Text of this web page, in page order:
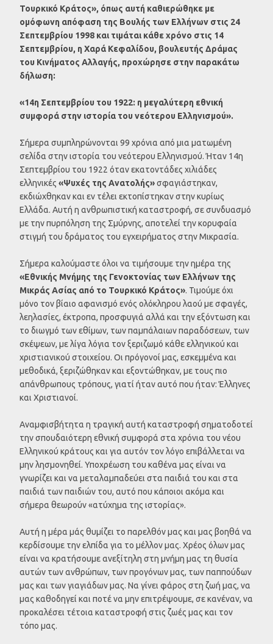
Τουρκικό Κράτος», όπως αυτή καθιερώθηκε με
ομόφωνη απόφαση της Βουλής των Ελλήνων στις 24
Σεπτεμβρίου 1998 και τιμάται κάθε χρόνο στις 14
Σεπτεμβρίου, η Χαρά Κεφαλίδου, βουλευτής Δράμας
του Κινήματος Αλλαγής, προχώρησε στην παρακάτω
δήλωση:
«14η Σεπτεμβρίου του 1922: η μεγαλύτερη εθνική
συμφορά στην ιστορία του νεότερου Ελληνισμού».
Σήμερα συμπληρώνονται 99 χρόνια από μια ματωμένη
σελίδα στην ιστορία του νεότερου Ελληνισμού. Ήταν 14η
Σεπτεμβρίου του 1922 όταν εκατοντάδες χιλιάδες
ελληνικές «Ψυχές της Ανατολής»σφαγιάστηκαν,
εκδιώχθηκαν και εν τέλει εκτοπίστηκαν στην κυρίως
Ελλάδα. Αυτή η ανθρωπιστική καταστροφή, σε συνδυασμό
με την πυρπόληση της Σμύρνης, αποτελεί την κορυφαία
στιγμή του δράματος του εγχειρήματος στην Μικρασία.
Σήμερα καλούμαστε όλοι να τιμήσουμε την ημέρα της
«Εθνικής Μνήμης της Γενοκτονίας των Ελλήνων της
Μικράς Ασίας από το Τουρκικό Κράτος». Τιμούμε όχι
μόνο τον βίαιο αφανισμό ενός ολόκληρου λαού με σφαγές,
λεηλασίες, έκτροπα, προσφυγιά αλλά και την εξόντωση και
το διωγμό των εθίμων, των παμπάλαιων παραδόσεων, των
σκέψεων, με λίγα λόγια τον ξεριζωμό κάθε ελληνικού και
χριστιανικού στοιχείου. Οι πρόγονοί μας, εσκεμμένα και
μεθοδικά, ξεριζώθηκαν και εξοντώθηκαν, με τους πιο
απάνθρωπους τρόπους, γιατί ήταν αυτό που ήταν: Έλληνες
και Χριστιανοί.
Αναμφισβήτητα η τραγική αυτή καταστροφή σηματοδοτεί
την σπουδαιότερη εθνική συμφορά στα χρόνια του νέου
Ελληνικού κράτους και για αυτόν τον λόγο επιβάλλεται να
μην λησμονηθεί. Υποχρέωση του καθένα μας είναι να
γνωρίζει και να μεταλαμπαδεύει στα παιδιά του και στα
παιδιά των παιδιών του, αυτό που κάποιοι ακόμα και
σήμερα θεωρούν «ατύχημα της ιστορίας».
Αυτή η μέρα μάς θυμίζει το παρελθόν μας και μας βοηθά να
κερδίσουμε την ελπίδα για το μέλλον μας. Χρέος όλων μας
είναι να κρατήσουμε ανεξίτηλη στη μνήμη μας τη θυσία
αυτών των ανθρώπων, των προγόνων μας, των παππούδων
μας και των γιαγιάδων μας. Να γίνει φάρος στη ζωή μας, να
μας καθοδηγεί και ποτέ να μην επιτρέψουμε, σε κανέναν, να
προκαλέσει τέτοια καταστροφή στις ζωές μας και τον
τόπο μας.